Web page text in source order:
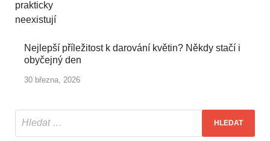
Nejlepší příležitost k darování květin? Někdy stačí i
obyčejný den
30 března, 2026